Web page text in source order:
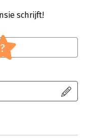
schrijft!
?